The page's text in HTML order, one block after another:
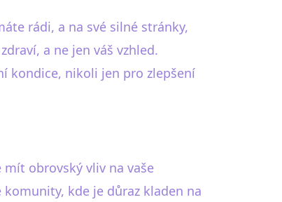
rádi, a na své silné stránky,
a ne jen váš vzhled.
kondice, nikoli jen pro zlepšení
obrovský vliv na vaše
kde je důraz kladen na